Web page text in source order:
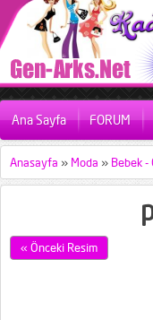
Ana Sayfa FORUM
Anasayfa » Moda » Bebek -
« Önceki Resim